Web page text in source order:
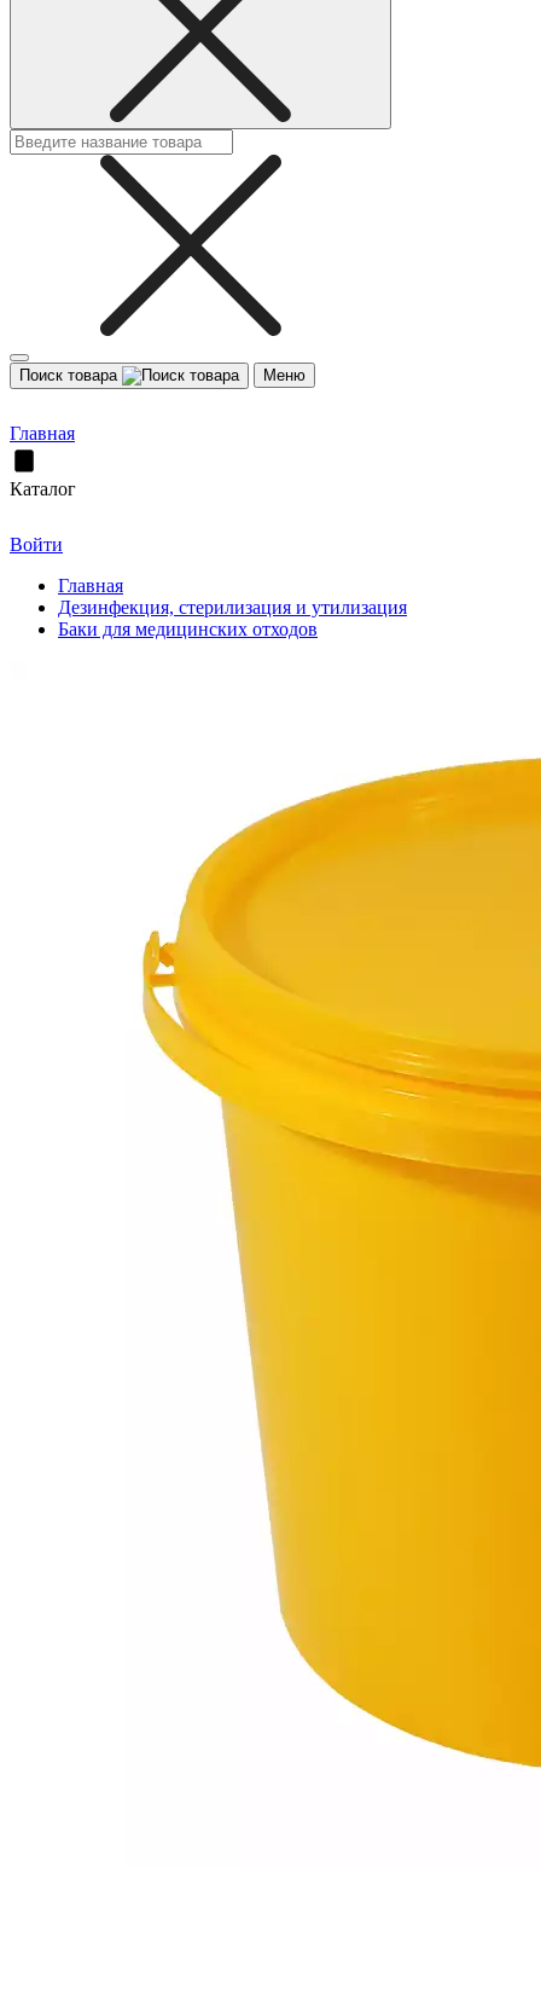
Поиск товара Меню
Главная
Каталог
Войти
Главная
Дезинфекция, стерилизация и утилизация
Баки для медицинских отходов